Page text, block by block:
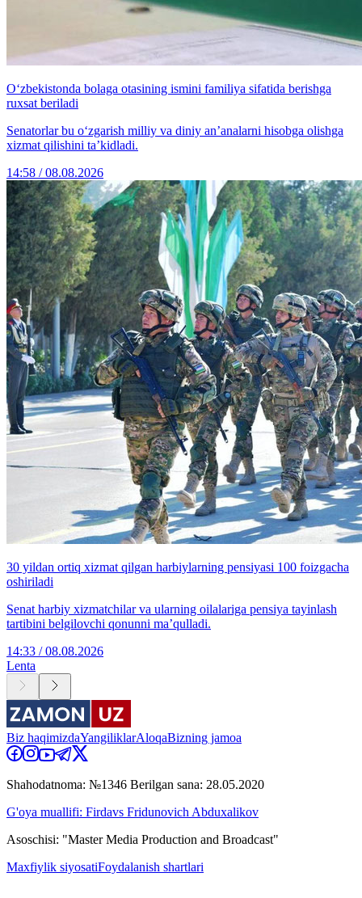
O‘zbekistonda bolaga otasining ismini familiya sifatida berishga
ruxsat beriladi
Senatorlar bu o‘zgarish milliy va diniy an’analarni hisobga olishga
xizmat qilishini ta’kidladi.
14:58 / 08.08.2026
30 yildan ortiq xizmat qilgan harbiylarning pensiyasi 100 foizgacha
oshiriladi
Senat harbiy xizmatchilar va ularning oilalariga pensiya tayinlash
tartibini belgilovchi qonunni ma’qulladi.
14:33 / 08.08.2026
Lenta
Biz haqimizdaYangiliklarAloqaBizning jamoa
Shahodatnoma: №1346 Berilgan sana: 28.05.2020
G'oya muallifi: Firdavs Fridunovich Abduxalikov
Asoschisi: "Master Media Production and Broadcast"
Maxfiylik siyosatiFoydalanish shartlari